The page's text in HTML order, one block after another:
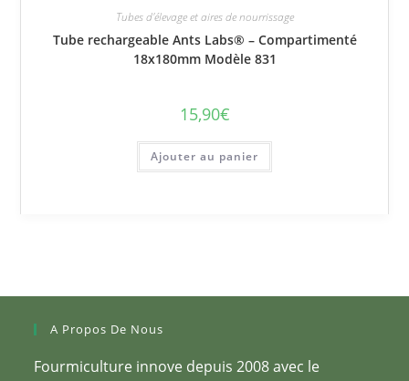
Tubes d'élevage et aires de nourrissage
Tube rechargeable Ants Labs® – Compartimenté
18x180mm Modèle 831
15,90€
Ajouter au panier
A Propos De Nous
Fourmiculture innove depuis 2008 avec le